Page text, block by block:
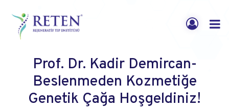
Prof. Dr. Kadir Demircan-
Beslenmeden Kozmetiğe
Genetik Çağa Hoşgeldiniz!